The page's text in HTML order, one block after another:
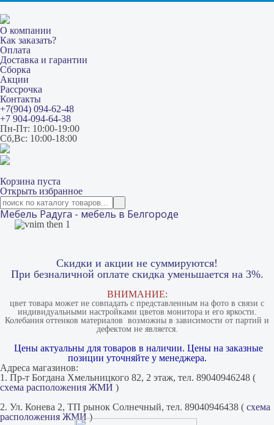
О компании
Как заказать?
Оплата
Доставка и гарантии
Сборка
Акции
Рассрочка
Контакты
+7(904) 094-62-48
+7 904-094-64-38
Пн-Пт: 10:00-19:00
Сб,Вс: 10:00-18:00
Корзина пуста
Открыть избранное
Мебель Радуга - мебель в Белгороде
Скидки и акции не суммируются!
При безналичной оплате скидка уменьшается на 3%.
ВНИМАНИЕ:
цвет товара может не совпадать с представленным на фото в связи с
индивидуальными настройками цветов монитора и его яркости.
Колебания оттенков материалов​ ​ возможны в зависимости от партий и
дефектом не является.
Цены актуальны для товаров в наличии. Цены на заказные
позиции уточняйте у менеджера.
Адреса магазинов:
1. Пр-т Богдана Хмельницкого 82, 2 этаж, тел. 89040946248 (
схема расположения ЖМИ )
2. Ул. Конева 2, ТП рынок Солнечный, тел. 89040946438 ( схема
расположения ЖМИ)